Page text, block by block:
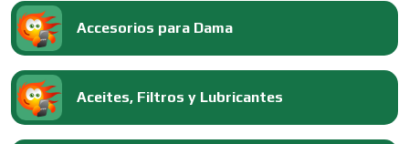
Accesorios para Dama
Aceites, Filtros y Lubricantes